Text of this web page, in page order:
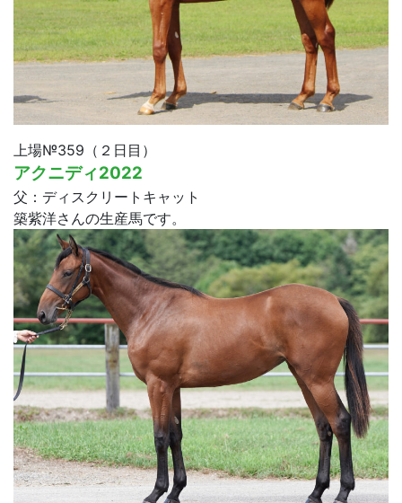
上場№359（２日目）
アクニディ2022
父：ディスクリートキャット
築紫洋さんの生産馬です。